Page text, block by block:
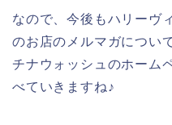
なので、今後もハリーヴ
のお店のメルマガについ
チナウォッシュのホーム
べていきますね♪